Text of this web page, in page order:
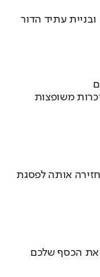
עתיד הדור
משופצות
אותה לפסגת
את הכסף שלכם